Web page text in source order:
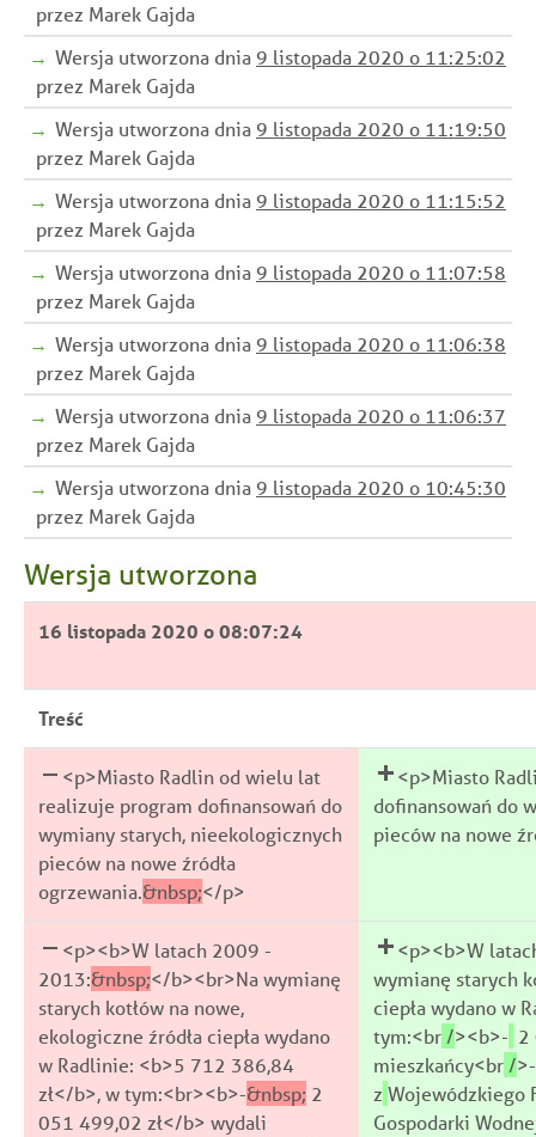
przez Marek Gajda
Wersja utworzona dnia9 listopada 2020 o 11:25:02
przez Marek Gajda
Wersja utworzona dnia9 listopada 2020 o 11:19:50
przez Marek Gajda
Wersja utworzona dnia9 listopada 2020 o 11:15:52
przez Marek Gajda
Wersja utworzona dnia9 listopada 2020 o 11:07:58
przez Marek Gajda
Wersja utworzona dnia9 listopada 2020 o 11:06:38
przez Marek Gajda
Wersja utworzona dnia9 listopada 2020 o 11:06:37
przez Marek Gajda
Wersja utworzona dnia9 listopada 2020 o 10:45:30
przez Marek Gajda
Wersja utworzona
16 listopada 2020 o 08:07:24
Treść
<p>Miasto Radlin od wielu lat
realizuje program dofinansowań do
wymiany starych, nieekologicznych
pieców na nowe źródła
ogrzewania.&nbsp;</p>
<p>Miasto
dofinansowań do
pieców na nowe
<p><b>W latach 2009 -
2013:&nbsp;</b><br>Na wymianę
starych kotłów na nowe,
ekologiczne źródła ciepła wydano
w Radlinie: <b>5 712 386,84
zł</b>, w tym:<br><b>-&nbsp; 2
051 499,02 zł</b> wydali
<p><b>W
wymianę starych
ciepła wydano w
tym:<br/><b>- 2
mieszkańcy<br/
z Wojewódzkiego
Gospodarki